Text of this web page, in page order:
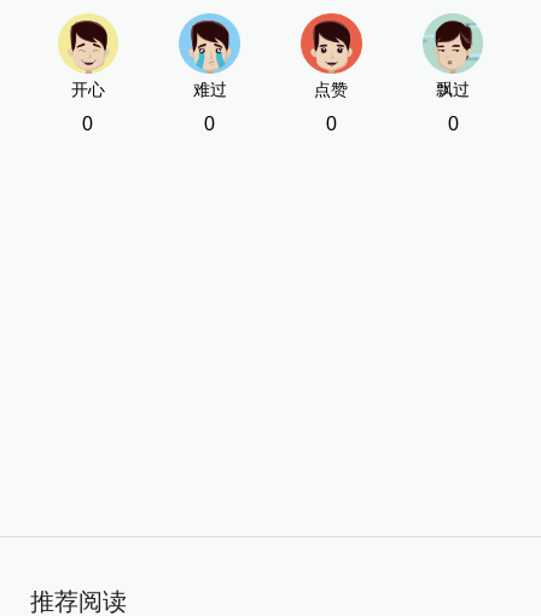
开心
0
难过
0
点赞
0
飘过
0
推荐阅读